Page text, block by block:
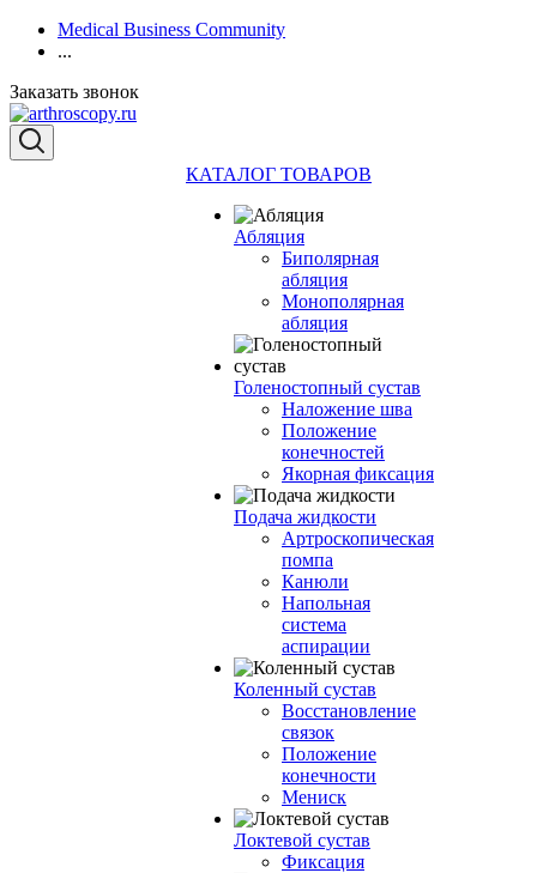
Medical Business Community
...
Заказать звонок
КАТАЛОГ ТОВАРОВ
Абляция
Биполярная
абляция
Монополярная
абляция
Голеностопный сустав
Наложение шва
Положение
конечностей
Якорная фиксация
Подача жидкости
Артроскопическая
помпа
Канюли
Напольная
система
аспирации
Коленный сустав
Восстановление
связок
Положение
конечности
Мениск
Локтевой сустав
Фиксация